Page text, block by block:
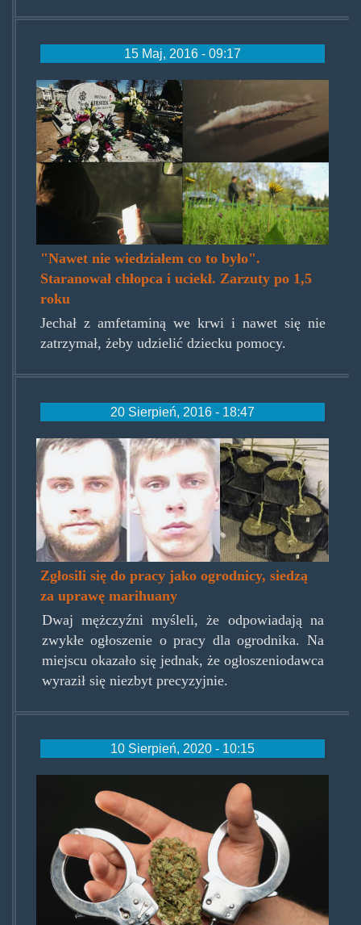
15 Maj, 2016 - 09:17
"Nawet nie wiedziałem co to było".
Staranował chłopca i uciekł. Zarzuty po 1,5
roku
Jechał z amfetaminą we krwi i nawet się nie
zatrzymał, żeby udzielić dziecku pomocy.
20 Sierpień, 2016 - 18:47
Zgłosili się do pracy jako ogrodnicy, siedzą
za uprawę marihuany
Dwaj mężczyźni myśleli, że odpowiadają na
zwykłe ogłoszenie o pracy dla ogrodnika. Na
miejscu okazało się jednak, że ogłoszeniodawca
wyraził się niezbyt precyzyjnie.
10 Sierpień, 2020 - 10:15
konopieikajdany.jpg